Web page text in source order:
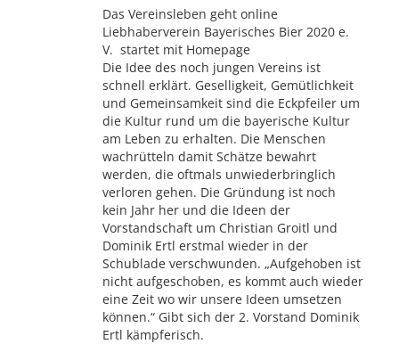
Das Vereinsleben geht online
Liebhaberverein Bayerisches Bier 2020 e.
V. startet mit Homepage
Die Idee des noch jungen Vereins ist
schnell erklärt. Geselligkeit, Gemütlichkeit
und Gemeinsamkeit sind die Eckpfeiler um
die Kultur rund um die bayerische Kultur
am Leben zu erhalten. Die Menschen
wachrütteln damit Schätze bewahrt
werden, die oftmals unwiederbringlich
verloren gehen. Die Gründung ist noch
kein Jahr her und die Ideen der
Vorstandschaft um Christian Groitl und
Dominik Ertl erstmal wieder in der
Schublade verschwunden. „Aufgehoben ist
nicht aufgeschoben, es kommt auch wieder
eine Zeit wo wir unsere Ideen umsetzen
können.“ Gibt sich der 2. Vorstand Dominik
Ertl kämpferisch.